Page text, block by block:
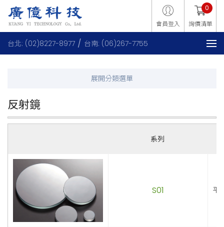
會員登入 詢價清單
0
台北: (02)8227-8977 台南: (06)267-7755
反射鏡
系列
S01 平